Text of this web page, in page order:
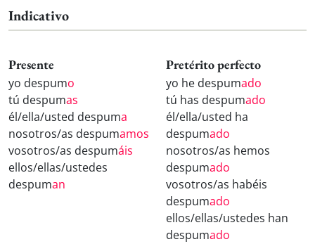
Indicativo
Presente
yo despumo
tú despumas
él/ella/usted despuma
nosotros/as despumamos
vosotros/as despumáis
ellos/ellas/ustedes
despuman
Pretérito perfecto
yo he despumado
tú has despumado
él/ella/usted ha
despumado
nosotros/as hemos
despumado
vosotros/as habéis
despumado
ellos/ellas/ustedes han
despumado